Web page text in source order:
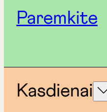
Paremkite
Kasdienai